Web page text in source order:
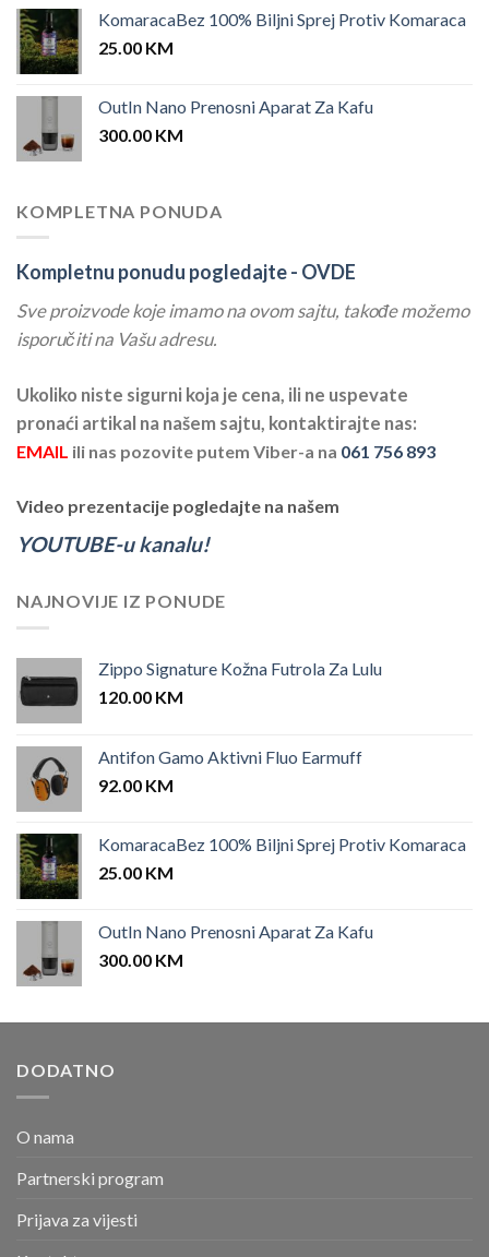
KomaracaBez 100% Biljni Sprej Protiv Komaraca
25.00 KM
OutIn Nano Prenosni Aparat Za Kafu
300.00 KM
KOMPLETNA PONUDA
Kompletnu ponudu pogledajte - OVDE
Sve proizvode koje imamo na ovom sajtu, takođe možemo
isporučiti na Vašu adresu.
Ukoliko niste sigurni koja je cena, ili ne uspevate
pronaći artikal na našem sajtu, kontaktirajte nas:
EMAIL ili nas pozovite putem Viber-a na 061 756 893
Video prezentacije pogledajte na našem
YOUTUBE-u kanalu!
NAJNOVIJE IZ PONUDE
Zippo Signature Kožna Futrola Za Lulu
120.00 KM
Antifon Gamo Aktivni Fluo Earmuff
92.00 KM
KomaracaBez 100% Biljni Sprej Protiv Komaraca
25.00 KM
OutIn Nano Prenosni Aparat Za Kafu
300.00 KM
DODATNO
O nama
Partnerski program
Prijava za vijesti